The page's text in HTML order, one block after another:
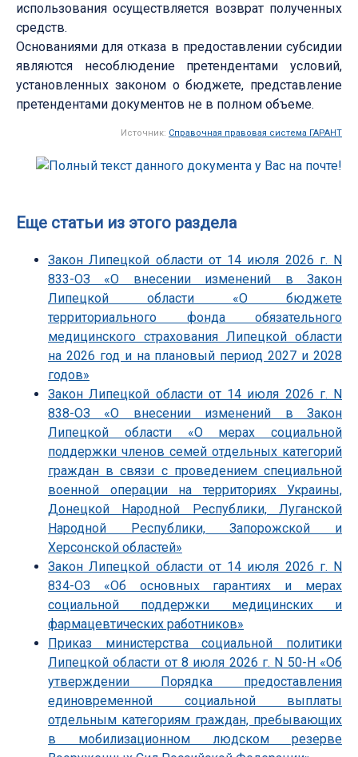
использования осуществляется возврат полученных
средств.
Основаниями для отказа в предоставлении субсидии
являются несоблюдение претендентами условий,
установленных законом о бюджете, представление
претендентами документов не в полном объеме.
Источник: Справочная правовая система ГАРАНТ
Еще статьи из этого раздела
Закон Липецкой области от 14 июля 2026 г. N
833-ОЗ «О внесении изменений в Закон
Липецкой области «О бюджете
территориального фонда обязательного
медицинского страхования Липецкой области
на 2026 год и на плановый период 2027 и 2028
годов»
Закон Липецкой области от 14 июля 2026 г. N
838-ОЗ «О внесении изменений в Закон
Липецкой области «О мерах социальной
поддержки членов семей отдельных категорий
граждан в связи с проведением специальной
военной операции на территориях Украины,
Донецкой Народной Республики, Луганской
Народной Республики, Запорожской и
Херсонской областей»
Закон Липецкой области от 14 июля 2026 г. N
834-ОЗ «Об основных гарантиях и мерах
социальной поддержки медицинских и
фармацевтических работников»
Приказ министерства социальной политики
Липецкой области от 8 июля 2026 г. N 50-Н «Об
утверждении Порядка предоставления
единовременной социальной выплаты
отдельным категориям граждан, пребывающих
в мобилизационном людском резерве